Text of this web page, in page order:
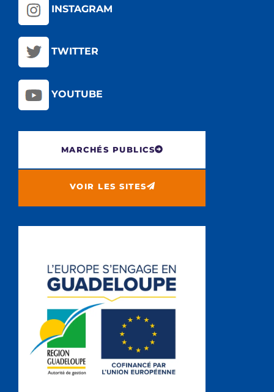
INSTAGRAM
TWITTER
YOUTUBE
MARCHÉS PUBLICS
VOIR LES SITES